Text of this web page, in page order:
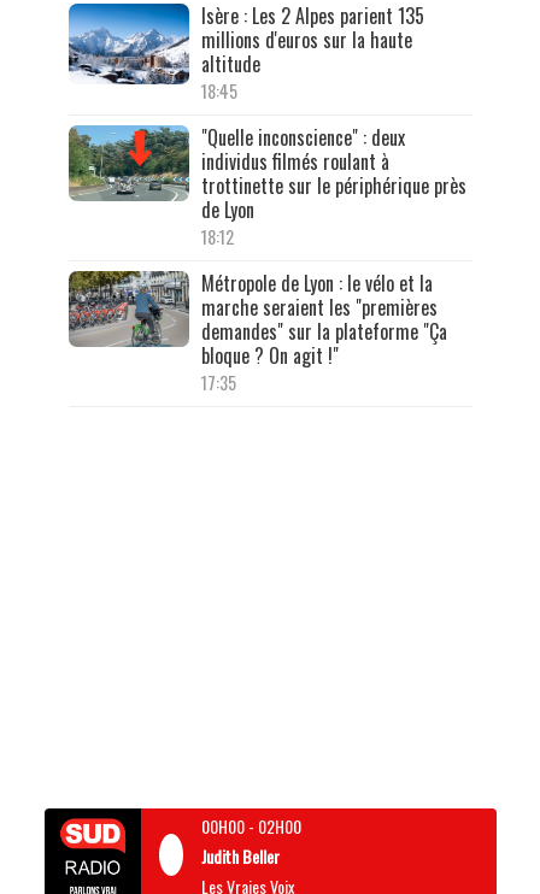
Isère : Les 2 Alpes parient 135
millions d'euros sur la haute
altitude
18:45
"Quelle inconscience" : deux
individus filmés roulant à
trottinette sur le périphérique près
de Lyon
18:12
Métropole de Lyon : le vélo et la
marche seraient les "premières
demandes" sur la plateforme "Ça
bloque ? On agit !"
17:35
00H00- 02H00
Judith Beller
Les Vraies Voix